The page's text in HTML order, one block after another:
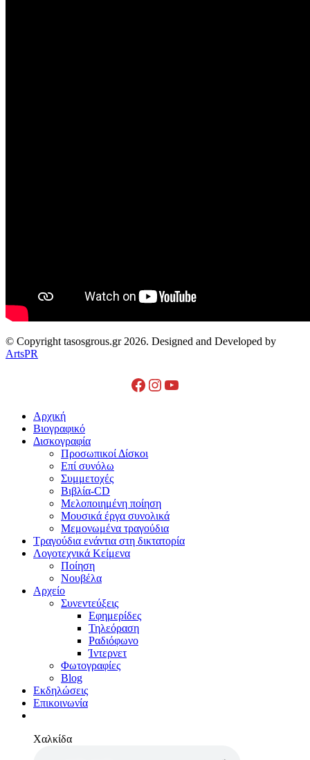
© Copyright tasosgrous.gr 2026. Designed and Developed by
ArtsPR
Facebook
Instagram
YouTube
Close
Menu
Αρχική
Βιογραφικό
Δισκογραφία
Προσωπικοί Δίσκοι
Επί συνόλω
Συμμετοχές
Βιβλία-CD
Μελοποιημένη ποίηση
Μουσικά έργα συνολικά
Μεμονωμένα τραγούδια
Τραγούδια ενάντια στη δικτατορία
Λογοτεχνικά Κείμενα
Ποίηση
Νουβέλα
Αρχείο
Συνεντεύξεις
Εφημερίδες
Τηλεόραση
Ραδιόφωνο
Ίντερνετ
Φωτογραφίες
Blog
Εκδηλώσεις
Επικοινωνία
Χαλκίδα